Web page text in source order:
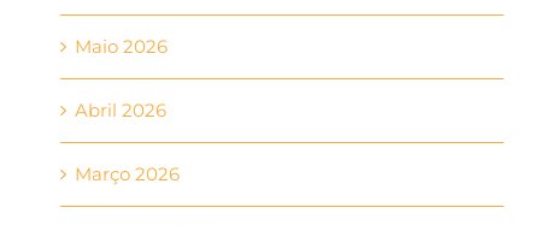
Maio 2026
Abril 2026
Março 2026